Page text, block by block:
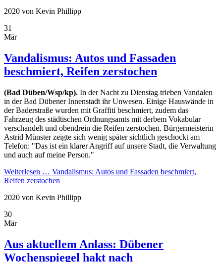
2020 von Kevin Phillipp
31
Mär
Vandalismus: Autos und Fassaden
beschmiert, Reifen zerstochen
(Bad Düben/Wsp/kp). In der Nacht zu Dienstag trieben Vandalen
in der Bad Dübener Innenstadt ihr Unwesen. Einige Hauswände in
der Baderstraße wurden mit Graffiti beschmiert, zudem das
Fahrzeug des städtischen Ordnungsamts mit derbem Vokabular
verschandelt und obendrein die Reifen zerstochen. Bürgermeisterin
Astrid Münster zeigte sich wenig später sichtlich geschockt am
Telefon: "Das ist ein klarer Angriff auf unsere Stadt, die Verwaltung
und auch auf meine Person."
Weiterlesen … Vandalismus: Autos und Fassaden beschmiert,
Reifen zerstochen
2020 von Kevin Phillipp
30
Mär
Aus aktuellem Anlass: Dübener
Wochenspiegel hakt nach